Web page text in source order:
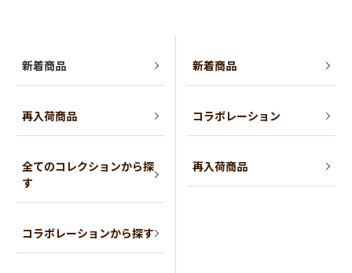
新着商品
再入荷商品
全てのコレクションから探
す
コラボレーションから探す
新着商品
コラボレーション
再入荷商品